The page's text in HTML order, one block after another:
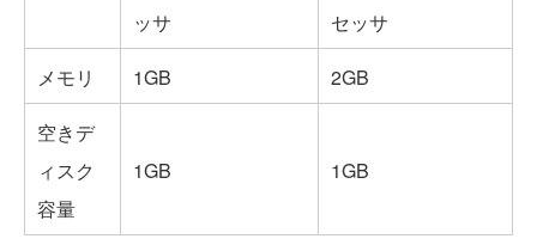
ッサ
セッサ
メモリ
1GB
2GB
空きデ
ィスク
容量
1GB 1GB